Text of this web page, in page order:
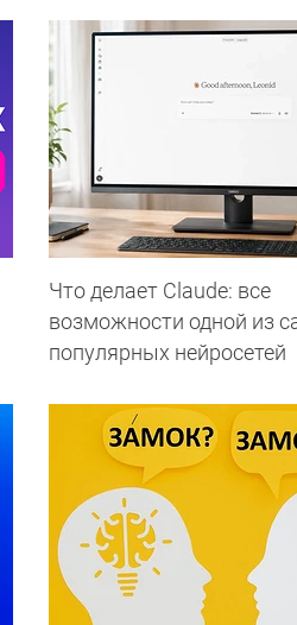
Что делает Сlaude: все
возможности одной из
популярных нейросетей